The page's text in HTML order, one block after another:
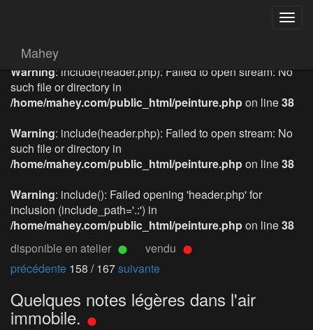
Mahey
Warning: include(header.php): Failed to open stream: No
such file or directory in
/home/mahey.com/public_html/peinture.phpon line38
Warning: include(header.php): Failed to open stream: No
such file or directory in
/home/mahey.com/public_html/peinture.phpon line38
Warning: include(): Failed opening 'header.php' for
inclusion (include_path='.:') in
/home/mahey.com/public_html/peinture.phpon line38
disponible en atelier
vendu
précédente 158 / 167suivante
Quelques notes légères dans l'air
immobile.